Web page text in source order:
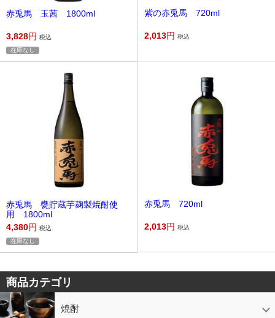
赤兎馬 玉茜 1800ml
3,828円 税込
在庫なし
紫の赤兎馬 720ml
2,013円 税込
赤兎馬 甕貯蔵芋麹製焼酎使
用 1800ml
4,380円 税込
在庫なし
赤兎馬 720ml
2,013円 税込
商品カテゴリ
焼酎